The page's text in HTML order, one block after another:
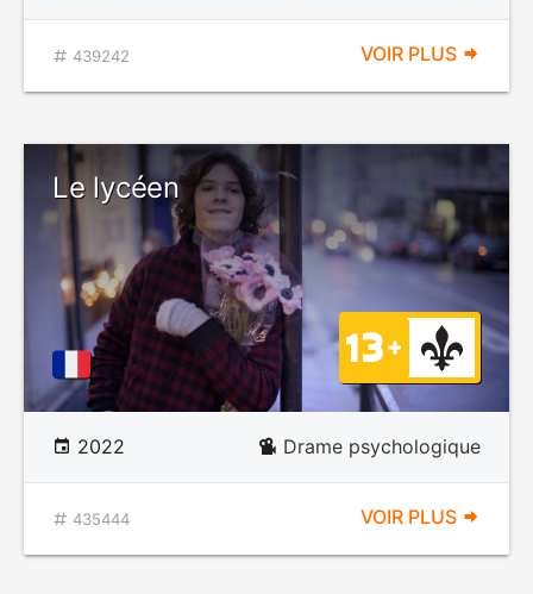
439242 VOIR PLUS
Le lycéen
2022 Drame psychologique
435444 VOIR PLUS